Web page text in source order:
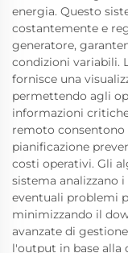
energia. Questo
costantemente e
generatore,
condizioni variabili.
fornisce una
permettendo agli
informazioni
remoto consentono
pianificazione
costi operativi. Gli
sistema analizzano
eventuali problemi
minimizzando il
avanzate di
l'output in base alla